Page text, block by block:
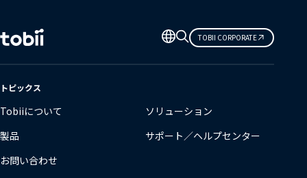
言
語
の
更
TOBII CORPORATE
トピックス
Tobiiについて
ソリューション
製品
サポート／ヘルプセンター
お問い合わせ